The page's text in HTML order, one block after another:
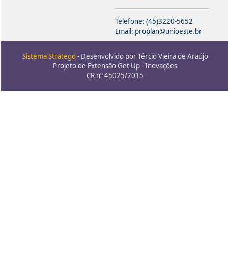
Telefone: (45)3220-5652
Email: proplan@unioeste.br
Sistema Stratego- Desenvolvido por Tércio Vieira de Araújo
Projeto de Extensão Get Up - Inovações
CR nº 45025/2015